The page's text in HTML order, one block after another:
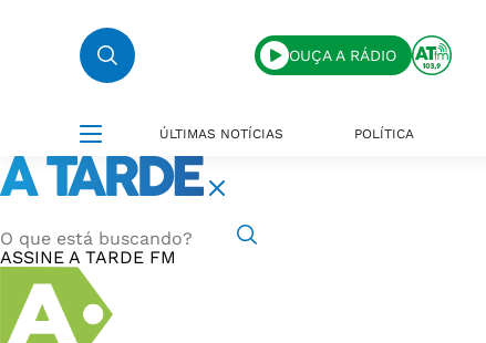
OUÇA A RÁDIO
ÚLTIMAS NOTÍCIAS POLÍTICA
ASSINE A TARDE FM